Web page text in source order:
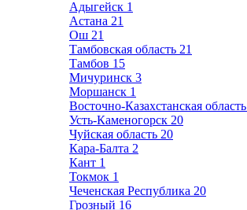
Адыгейск 1
Астана 21
Ош 21
Тамбовская область 21
Тамбов 15
Мичуринск 3
Моршанск 1
Восточно-Казахстанская область
Усть-Каменогорск 20
Чуйская область 20
Кара-Балта 2
Кант 1
Токмок 1
Чеченская Республика 20
Грозный 16